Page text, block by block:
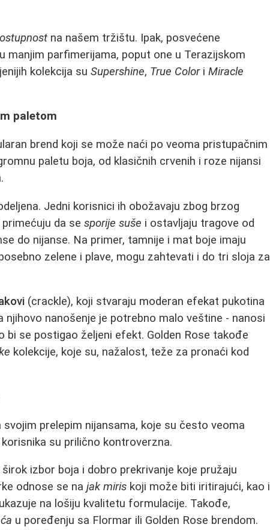
na našem tržištu. Ipak, posvećene
manjim parfimerijama, poput one u Terazijskom
kolekcija suSupershine, True ColoriMiracle
paletom
brend koji se može naći po veoma pristupačnim
paletu boja, od klasičnih crvenih i roze nijansi
Jedni korisnici ih obožavaju zbog brzog
primećuju da sesporije suše i ostavljaju tragove od
do nijanse. Na primer, tamnije i mat boje imaju
zelene i plave, mogu zahtevati i do tri sloja za
(crackle), koji stvaraju moderan efekat pukotina
njihovo nanošenje je potrebno malo veštine - nanosi
bi se postigao željeni efekt. Golden Rose takođe
kolekcije, koje su, nažalost, teže za pronaći kod
prelepim nijansama, koje su često veoma
su prilično kontroverzna.
izbor boja i dobro prekrivanje koje pružaju
odnose se najak miris koji može biti iritirajući, kao i
na lošiju kvalitetu formulacije. Takođe,
u poređenju sa Flormar ili Golden Rose brendom.